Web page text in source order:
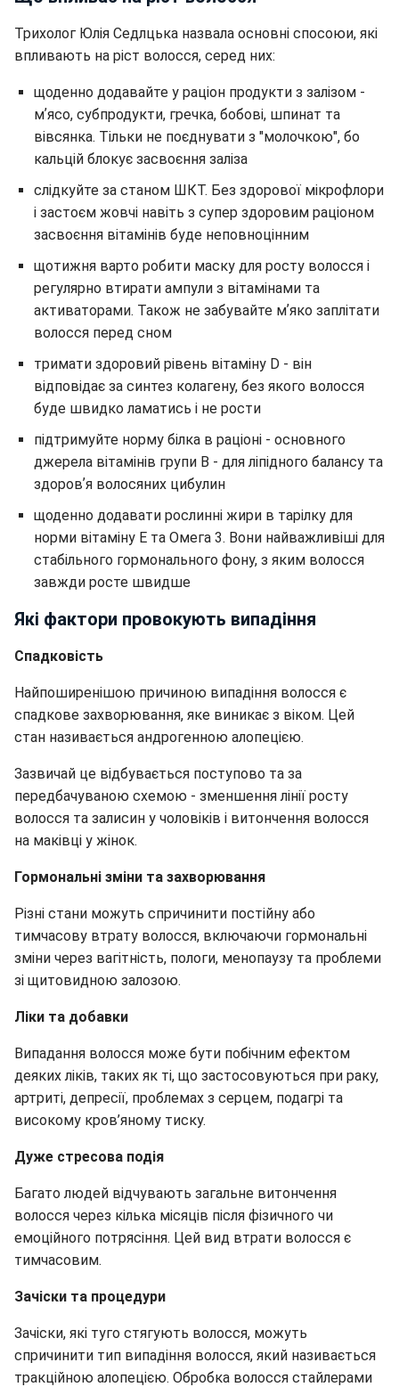
Трихолог Юлія Седлцька назвала основні спосоюи, які
впливають на ріст волосся, серед них:
щоденно додавайте у раціон продукти з залізом -
мʼясо, субпродукти, гречка, бобові, шпинат та
вівсянка. Тільки не поєднувати з "молочкою", бо
кальцій блокує засвоєння заліза
слідкуйте за станом ШКТ. Без здорової мікрофлори
і застоєм жовчі навіть з супер здоровим раціоном
засвоєння вітамінів буде неповноцінним
щотижня варто робити маску для росту волосся і
регулярно втирати ампули з вітамінами та
активаторами. Також не забувайте мʼяко заплітати
волосся перед сном
тримати здоровий рівень вітаміну D - він
відповідає за синтез колагену, без якого волосся
буде швидко ламатись і не рости
підтримуйте норму білка в раціоні - основного
джерела вітамінів групи B - для ліпідного балансу та
здоровʼя волосяних цибулин
щоденно додавати рослинні жири в тарілку для
норми вітаміну Е та Омега 3. Вони найважливіші для
стабільного гормонального фону, з яким волосся
завжди росте швидше
Які фактори провокують випадіння
Спадковість
Найпоширенішою причиною випадіння волосся є
спадкове захворювання, яке виникає з віком. Цей
стан називається андрогенною алопецією.
Зазвичай це відбувається поступово та за
передбачуваною схемою - зменшення лінії росту
волосся та залисин у чоловіків і витончення волосся
на маківці у жінок.
Гормональні зміни та захворювання
Різні стани можуть спричинити постійну або
тимчасову втрату волосся, включаючи гормональні
зміни через вагітність, пологи, менопаузу та проблеми
зі щитовидною залозою.
Ліки та добавки
Випадання волосся може бути побічним ефектом
деяких ліків, таких як ті, що застосовуються при раку,
артриті, депресії, проблемах з серцем, подагрі та
високому кров’яному тиску.
Дуже стресова подія
Багато людей відчувають загальне витончення
волосся через кілька місяців після фізичного чи
емоційного потрясіння. Цей вид втрати волосся є
тимчасовим.
Зачіски та процедури
Зачіски, які туго стягують волосся, можуть
спричинити тип випадіння волосся, який називається
тракційною алопецією. Обробка волосся стайлерами